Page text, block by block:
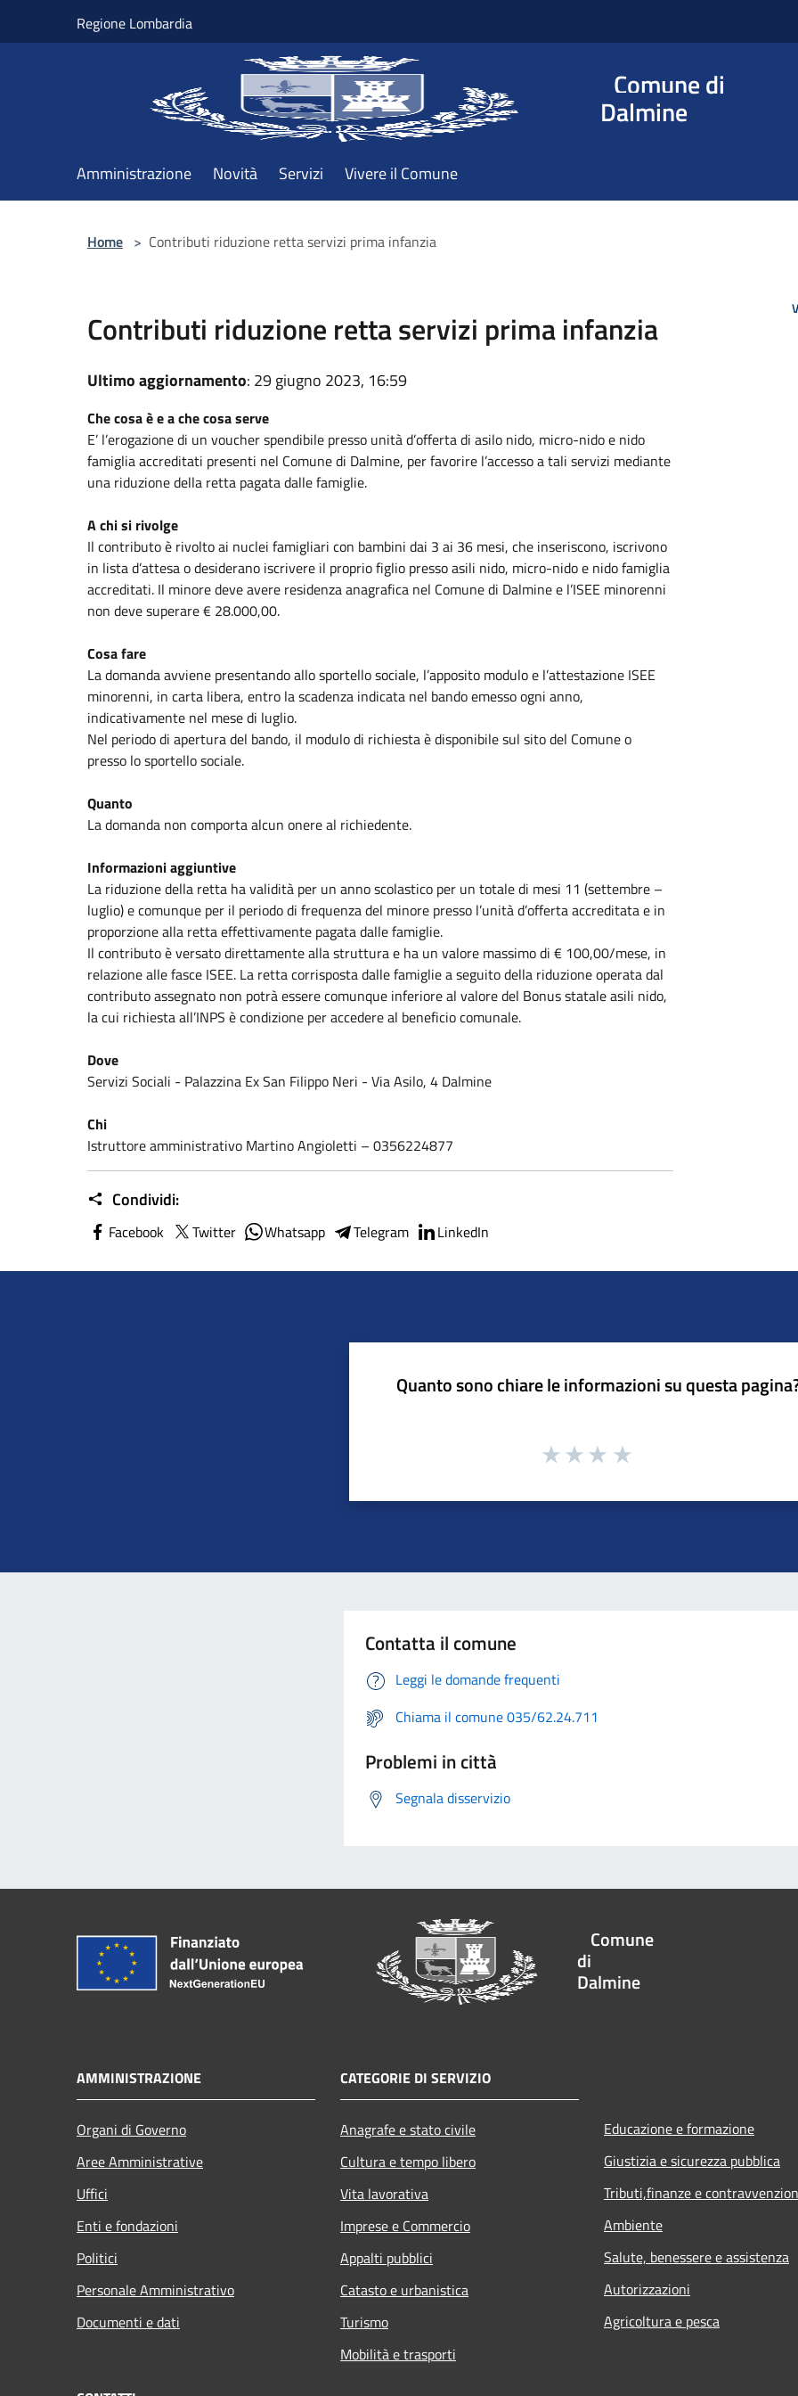
Regione Lombardia
Comune di
Dalmine
Amministrazione Novità Servizi Vivere il Comune
Home > Contributi riduzione retta servizi prima infanzia
Contributi riduzione retta servizi prima infanzia
Ultimo aggiornamento: 29 giugno 2023, 16:59
Che cosa è e a che cosa serve
E’ l’erogazione di un voucher spendibile presso unità d’offerta di asilo nido, micro-nido e nido
famiglia accreditati presenti nel Comune di Dalmine, per favorire l’accesso a tali servizi mediante
una riduzione della retta pagata dalle famiglie.
A chi si rivolge
Il contributo è rivolto ai nuclei famigliari con bambini dai 3 ai 36 mesi, che inseriscono, iscrivono
in lista d’attesa o desiderano iscrivere il proprio figlio presso asili nido, micro-nido e nido famiglia
accreditati. Il minore deve avere residenza anagrafica nel Comune di Dalmine e l’ISEE minorenni
non deve superare € 28.000,00.
Cosa fare
La domanda avviene presentando allo sportello sociale, l’apposito modulo e l’attestazione ISEE
minorenni, in carta libera, entro la scadenza indicata nel bando emesso ogni anno,
indicativamente nel mese di luglio.
Nel periodo di apertura del bando, il modulo di richiesta è disponibile sul sito del Comune o
presso lo sportello sociale.
Quanto
La domanda non comporta alcun onere al richiedente.
Informazioni aggiuntive
La riduzione della retta ha validità per un anno scolastico per un totale di mesi 11 (settembre –
luglio) e comunque per il periodo di frequenza del minore presso l’unità d’offerta accreditata e in
proporzione alla retta effettivamente pagata dalle famiglie.
Il contributo è versato direttamente alla struttura e ha un valore massimo di € 100,00/mese, in
relazione alle fasce ISEE. La retta corrisposta dalle famiglie a seguito della riduzione operata dal
contributo assegnato non potrà essere comunque inferiore al valore del Bonus statale asili nido,
la cui richiesta all’INPS è condizione per accedere al beneficio comunale.
Dove
Servizi Sociali - Palazzina Ex San Filippo Neri - Via Asilo, 4 Dalmine
Chi
Istruttore amministrativo Martino Angioletti – 0356224877
Condividi:
Facebook Twitter Whatsapp Telegram LinkedIn
Quanto sono chiare le informazioni su questa
Contatta il comune
Leggi le domande frequenti
Chiama il comune 035/62.24.711
Problemi in città
Segnala disservizio
Comune
di
Dalmine
AMMINISTRAZIONE
Organi di Governo
Aree Amministrative
Uffici
Enti e fondazioni
Politici
Personale Amministrativo
Documenti e dati
CATEGORIE DI SERVIZIO
Anagrafe e stato civile
Cultura e tempo libero
Vita lavorativa
Imprese e Commercio
Appalti pubblici
Catasto e urbanistica
Turismo
Mobilità e trasporti
Educazione e formazione
Giustizia e sicurezza pubblica
Tributi,finanze e
Ambiente
Salute, benessere e assistenza
Autorizzazioni
Agricoltura e pesca